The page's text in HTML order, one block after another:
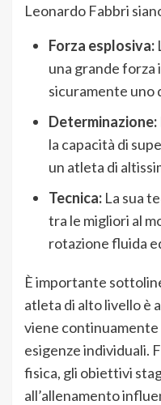
Leonardo Fabbri
Forza esplosiva:
una grande forza
sicuramente uno
Determinazione:
la capacità di
un atleta di
Tecnica: La sua
tra le migliori al
rotazione fluida
È importante
atleta di alto livello è
viene continuamente
esigenze individuali.
fisica, gli obiettivi
all’allenamento